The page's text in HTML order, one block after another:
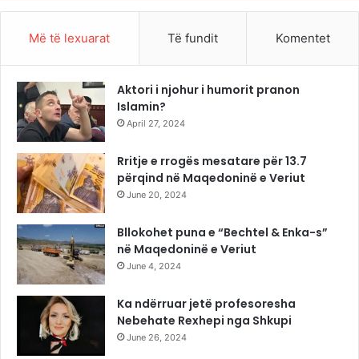
Më të lexuarat Të fundit Komentet
Aktori i njohur i humorit pranon
Islamin?
April 27, 2024
Rritje e rrogës mesatare për 13.7
përqind në Maqedoninë e Veriut
June 20, 2024
Bllokohet puna e “Bechtel & Enka-s”
në Maqedoninë e Veriut
June 4, 2024
Ka ndërruar jetë profesoresha
Nebehate Rexhepi nga Shkupi
June 26, 2024